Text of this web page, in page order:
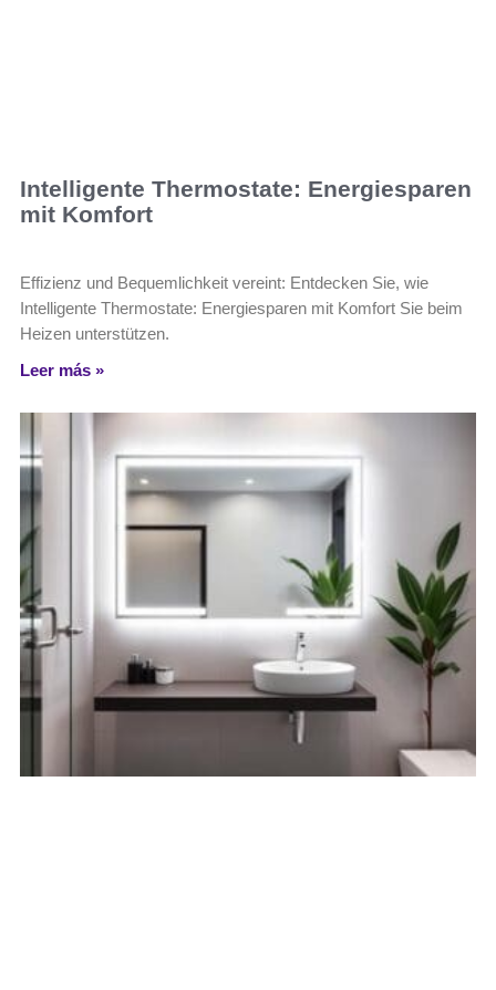
Intelligente Thermostate: Energiesparen
mit Komfort
Effizienz und Bequemlichkeit vereint: Entdecken Sie, wie
Intelligente Thermostate: Energiesparen mit Komfort Sie beim
Heizen unterstützen.
Leer más »